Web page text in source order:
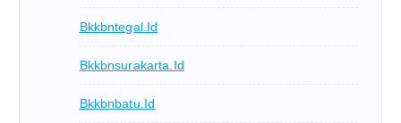
Bkkbntegal.id
Bkkbnsurakarta.id
Bkkbnbatu.id